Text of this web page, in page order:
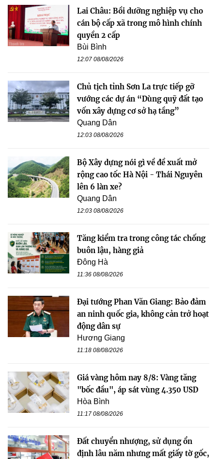
Lai Châu: Bồi dưỡng nghiệp vụ cho
cán bộ cấp xã trong mô hình chính
quyền 2 cấp
Bùi Bình
12:07 08/08/2026
Chủ tịch tỉnh Sơn La trực tiếp gỡ
vướng các dự án “Dùng quỹ đất tạo
vốn xây dựng cơ sở hạ tầng”
Quang Dân
12:03 08/08/2026
Bộ Xây dựng nói gì về đề xuất mở
rộng cao tốc Hà Nội - Thái Nguyên
lên 6 làn xe?
Quang Dân
12:03 08/08/2026
Tăng kiểm tra trong công tác chống
buôn lậu, hàng giả
Đông Hà
11:36 08/08/2026
Đại tướng Phan Văn Giang: Bảo đảm
an ninh quốc gia, không cản trở hoạt
động dân sự
Hương Giang
11:18 08/08/2026
Giá vàng hôm nay 8/8: Vàng tăng
"bốc đầu", áp sát vùng 4.350 USD
Hòa Bình
11:17 08/08/2026
Đất chuyển nhượng, sử dụng ổn
định lâu năm nhưng mất giấy tờ gốc,